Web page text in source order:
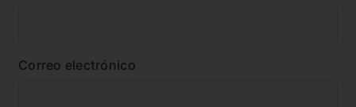
Correo electrónico